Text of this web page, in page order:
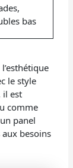
bas
le style
il est
comme
panel
besoins